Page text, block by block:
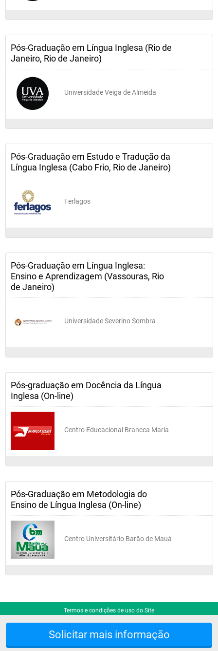
Solicitar mais informação
Pós-Graduação em Língua Inglesa (Rio de
Janeiro, Rio de Janeiro)
Universidade Veiga de Almeida
Pós-Graduação em Estudo e Tradução da
Língua Inglesa (Cabo Frio, Rio de Janeiro)
Ferlagos
Pós-Graduação em Língua Inglesa:
Ensino e Aprendizagem (Vassouras, Rio
de Janeiro)
Universidade Severino Sombra
Pós-graduação em Docência da Língua
Inglesa (On-line)
Centro Educacional Brancca Maria
Pós-Graduação em Metodologia do
Ensino de Língua Inglesa (On-line)
Centro Universitário Barão de Mauá
Termos e condições de uso do Site